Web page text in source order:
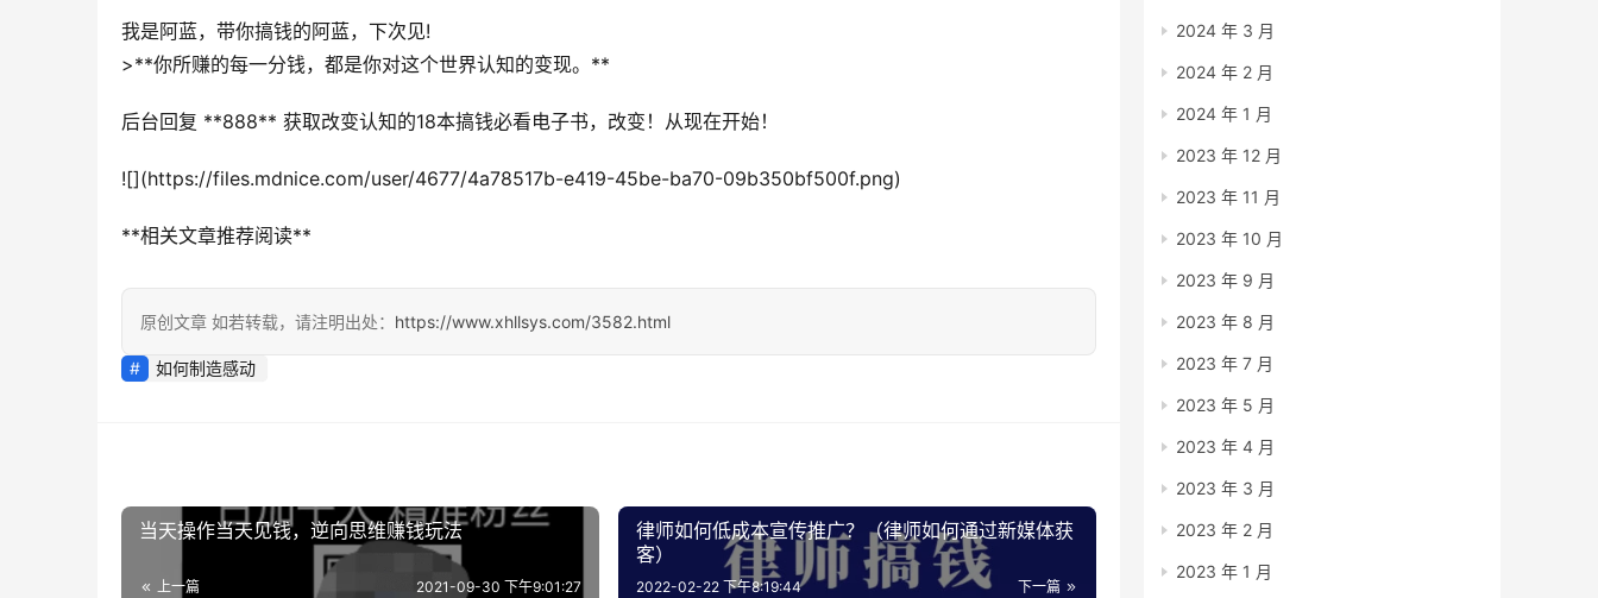
我是阿蓝，带你搞钱的阿蓝，下次见!
>**你所赚的每一分钱，都是你对这个世界认知的变现。**
后台回复 **888** 获取改变认知的18本搞钱必看电子书，改变！从现在开始！
![](https://files.mdnice.com/user/4677/4a78517b-e419-45be-ba70-09b350bf500f.png)
**相关文章推荐阅读**
原创文章 如若转载，请注明出处： https://www.xhllsys.com/3582.html
如何制造感动
当天操作当天见钱，逆向思维赚钱玩法
上一篇 2021-09-30 下午9:01:27
律师如何低成本宣传推广？（律师如何通过新媒体获
客）
下一篇
2022-02-22 下午8:19:44
2024 年 3 月
2024 年 2 月
2024 年 1 月
2023 年 12 月
2023 年 11 月
2023 年 10 月
2023 年 9 月
2023 年 8 月
2023 年 7 月
2023 年 5 月
2023 年 4 月
2023 年 3 月
2023 年 2 月
2023 年 1 月